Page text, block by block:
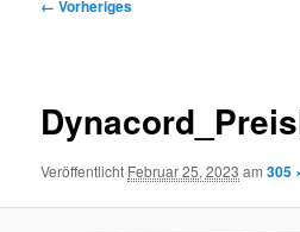
← Vorheriges
Veröffentlicht Februar 25, 2023 am305